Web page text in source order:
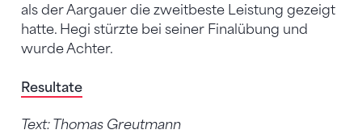
als der Aargauer die zweitbeste Leistung gezeigt
hatte. Hegi stürzte bei seiner Finalübung und
wurde Achter.
Resultate
Text: Thomas Greutmann